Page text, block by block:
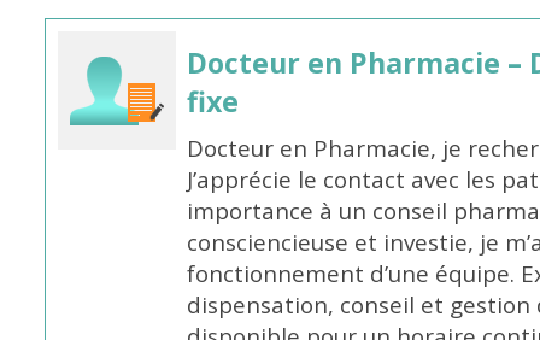
Docteur en Pharmacie
fixe
Docteur en Pharmacie, je
J’apprécie le contact avec les
importance à un conseil
consciencieuse et investie, je
fonctionnement d’une équipe.
dispensation, conseil et gestion